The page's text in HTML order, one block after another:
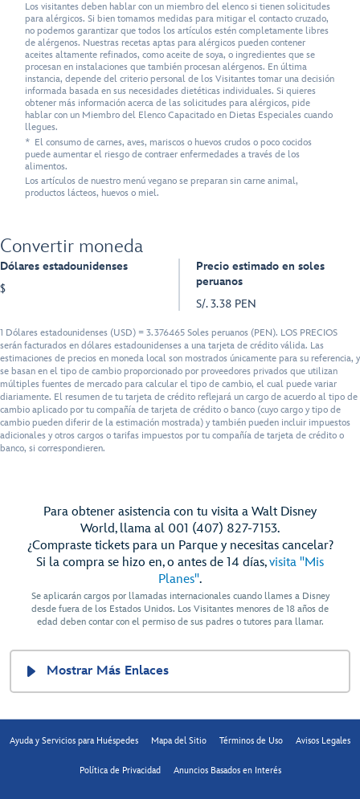
Los visitantes deben hablar con un miembro del elenco si tienen solicitudes
para alérgicos. Si bien tomamos medidas para mitigar el contacto cruzado,
no podemos garantizar que todos los artículos estén completamente libres
de alérgenos. Nuestras recetas aptas para alérgicos pueden contener
aceites altamente refinados, como aceite de soya, o ingredientes que se
procesan en instalaciones que también procesan alérgenos. En última
instancia, depende del criterio personal de los Visitantes tomar una decisión
informada basada en sus necesidades dietéticas individuales. Si quieres
obtener más información acerca de las solicitudes para alérgicos, pide
hablar con un Miembro del Elenco Capacitado en Dietas Especiales cuando
llegues.
* El consumo de carnes, aves, mariscos o huevos crudos o poco cocidos
puede aumentar el riesgo de contraer enfermedades a través de los
alimentos.
Los artículos de nuestro menú vegano se preparan sin carne animal,
productos lácteos, huevos o miel.
Convertir moneda
Dólares estadounidenses
$
Precio estimado en soles
peruanos
S/. 3.38 PEN
1 Dólares estadounidenses (USD) = 3.376465 Soles peruanos (PEN). LOS PRECIOS
serán facturados en dólares estadounidenses a una tarjeta de crédito válida. Las
estimaciones de precios en moneda local son mostrados únicamente para su referencia, y
se basan en el tipo de cambio proporcionado por proveedores privados que utilizan
múltiples fuentes de mercado para calcular el tipo de cambio, el cual puede variar
diariamente. El resumen de tu tarjeta de crédito reflejará un cargo de acuerdo al tipo de
cambio aplicado por tu compañía de tarjeta de crédito o banco (cuyo cargo y tipo de
cambio pueden diferir de la estimación mostrada) y también pueden incluir impuestos
adicionales y otros cargos o tarifas impuestos por tu compañía de tarjeta de crédito o
banco, si correspondieren.
Para obtener asistencia con tu visita a Walt Disney
World, llama al 001 (407) 827-7153.
¿Compraste tickets para un Parque y necesitas cancelar?
Si la compra se hizo en, o antes de 14 días,visita "Mis
Planes".
Se aplicarán cargos por llamadas internacionales cuando llames a Disney
desde fuera de los Estados Unidos. Los Visitantes menores de 18 años de
edad deben contar con el permiso de sus padres o tutores para llamar.
Mostrar Más Enlaces
Ayuda y Servicios para Huéspedes Mapa del Sitio Términos de Uso Avisos Legales
Política de Privacidad Anuncios Basados en Interés